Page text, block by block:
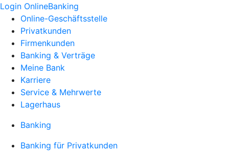
Login OnlineBanking
Online-Geschäftsstelle
Privatkunden
Firmenkunden
Banking & Verträge
Meine Bank
Karriere
Service & Mehrwerte
Lagerhaus
Banking
Banking für Privatkunden